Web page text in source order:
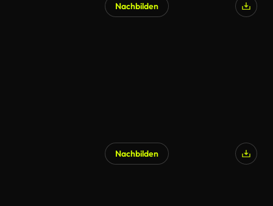
Nachbilden
Nachbilden